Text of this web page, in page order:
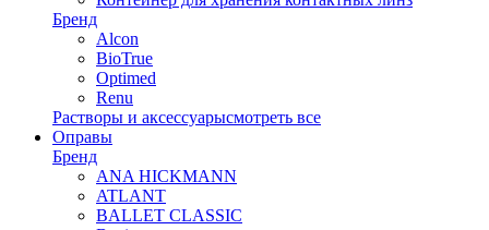
Бренд
Alcon
BioTrue
Optimed
Renu
Растворы и аксессуарысмотреть все
Оправы
Бренд
ANA HICKMANN
ATLANT
BALLET CLASSIC